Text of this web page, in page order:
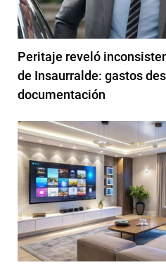
Peritaje reveló
de Insaurralde: gastos
documentación